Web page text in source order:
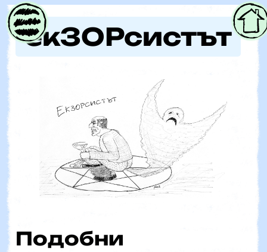
Parent
екЗОРсистът
Подобни